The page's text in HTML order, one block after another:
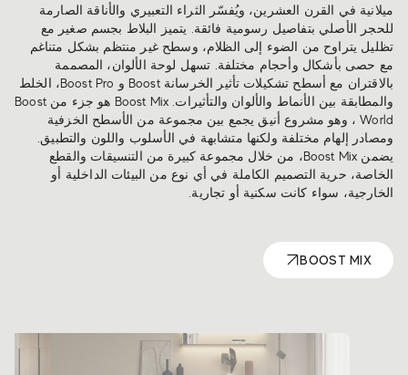
ميلانية في القرن العشرين، ويُفسّر الثراء التعبيري والأناقة الصارمة
للحجر الأصلي بتفاصيل رسومية فائقة. يتميز البلاط بجسم صغير مع
تظليل يتراوح من الضوء إلى الظلام، وسطح غير منتظم بشكل متناغم
مع حصى بأشكال وأحجام مختلفة. تسهل لوحة الألوان، المصممة
بالاقتران مع أسطح تشكيلات تأثير الخرسانة Boost و Boost Pro، الخلط
والمطابقة بين الأنماط والألوان والتأثيرات. Boost Mix هو جزء من Boost
World ، وهو مشروع أنيق يجمع بين مجموعة من الأسطح الخزفية
ومصادر إلهام مختلفة ولكنها متشابهة في الأسلوب واللون والتطبيق.
يضمن Boost Mix، من خلال مجموعة كبيرة من التنسيقات والقطع
الخاصة، حرية التصميم الكاملة في أي نوع من البيئات الداخلية أو
الخارجية، سواء كانت سكنية أو تجارية.
BOOST MIX